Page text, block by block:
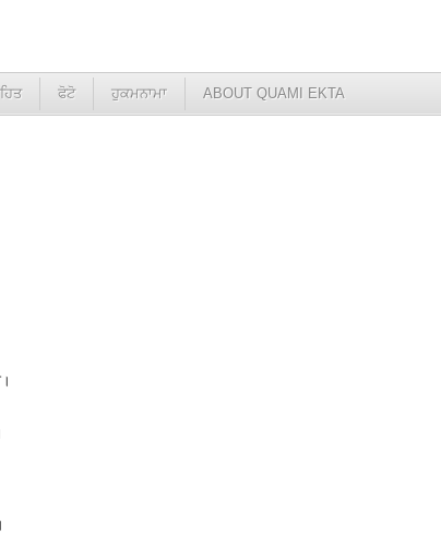
ਫੋਟੋ ਹੁਕਮਨਾਮਾ ABOUT QUAMI EKTA